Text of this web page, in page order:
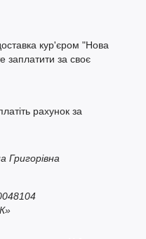
кур'єром "Нова
заплатити за своє
рахунок за